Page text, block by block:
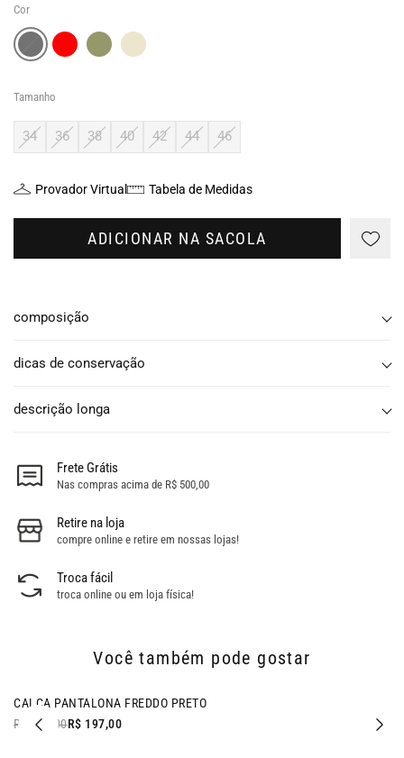
Cor
Tamanho
34 36 38 40 42 44 46
Provador Virtual Tabela de Medidas
ADICIONAR NA SACOLA
composição
dicas de conservação
descrição longa
Frete Grátis
Nas compras acima de R$ 500,00
Retire na loja
compre online e retire em nossas lojas!
Troca fácil
troca online ou em loja física!
Você também pode gostar
- 38% OFF
CALÇA PANTALONA FREDDO PRETO
R$ 318,00R$ 197,00